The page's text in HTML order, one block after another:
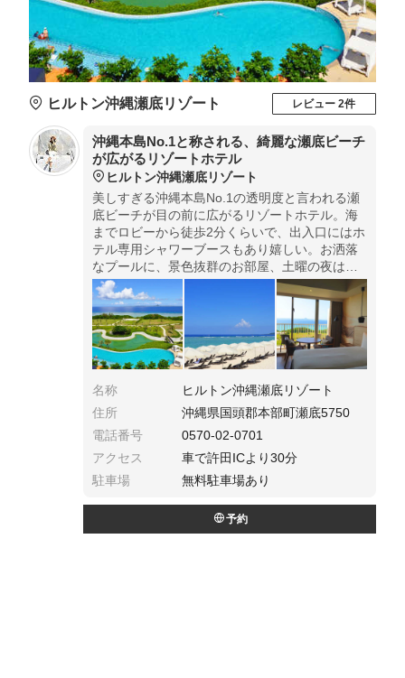
ヒルトン沖縄瀬底リゾート レビュー 2件
沖縄本島No.1と称される、綺麗な瀬底ビーチ
が広がるリゾートホテル
ヒルトン沖縄瀬底リゾート
美しすぎる沖縄本島No.1の透明度と言われる瀬
底ビーチが目の前に広がるリゾートホテル。海
までロビーから徒歩2分くらいで、出入口にはホ
テル専用シャワーブースもあり嬉しい。お洒落
なプールに、景色抜群のお部屋、土曜の夜は花
火まであります。さらに駐車場は無料で観光へ
の立地まで良い、満足度抜群の沖縄本島のおす
すめホテルです♪
名称
ヒルトン沖縄瀬底リゾート
住所
沖縄県国頭郡本部町瀬底5750
電話番号
0570-02-0701
アクセス
車で許田ICより30分
駐車場
無料駐車場あり
予約